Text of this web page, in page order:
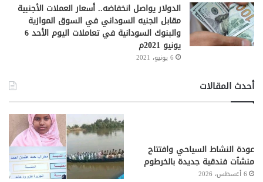
الدولار يواصل انخفاضه.. أسعار العملات الأجنبية
مقابل الجنيه السوداني في السوق الموازية
والبنوك السودانية في تعاملات اليوم الأحد 6
يونيو 2021م
6 يونيو، 2021
أحدث المقالات
عودة النشاط السياحي وافتتاح
منشٱت فندقية جديدة بالخرطوم
6 أغسطس، 2026